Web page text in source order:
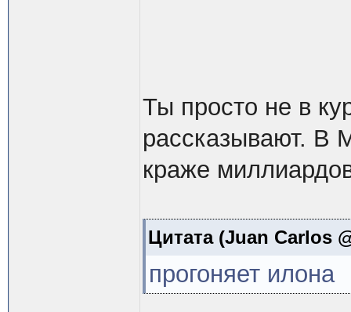
Ты просто не в
рассказывают. В
краже
Цитата(Juan Carlos
прогоняет илона